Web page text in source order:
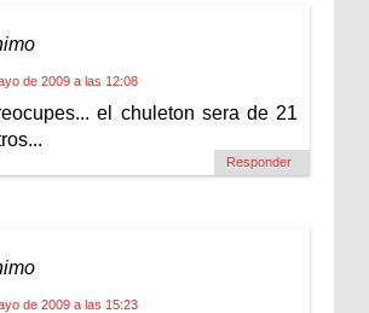
de 2009 a las 12:08
el chuleton sera de 21
Responder
de 2009 a las 15:23